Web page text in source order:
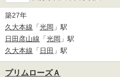
築27年
久大本線 「光岡 」駅
日田彦山線 「光岡 」駅
久大本線 「 日田 」駅
プリムローズＡ